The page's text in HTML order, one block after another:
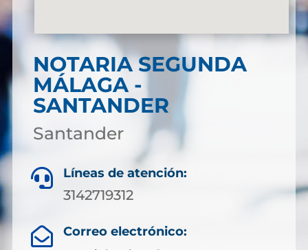
NOTARIA SEGUNDA
MÁLAGA -
SANTANDER
Santander
 Líneas de atención:
3142719312
 Correo electrónico: